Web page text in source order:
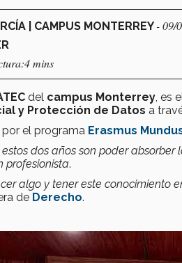
| CAMPUS MONTERREY- 09/
mins
del campus Monterrey , es
y Protección de Datos a
el programa Erasmus
dos años son poder
profesionista.
algo y tener este conocimiento
de Derecho.